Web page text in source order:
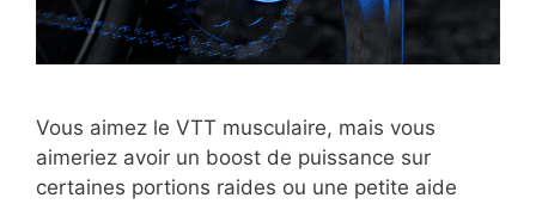
Vous aimez le VTT musculaire, mais vous
aimeriez avoir un boost de puissance sur
certaines portions raides ou une petite aide